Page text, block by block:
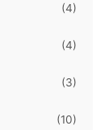
(4)
(4)
(3)
(10)